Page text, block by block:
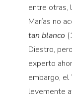
entre otras,
Marías no
tan blanco
Diestro,
experto
embargo, el
levemente